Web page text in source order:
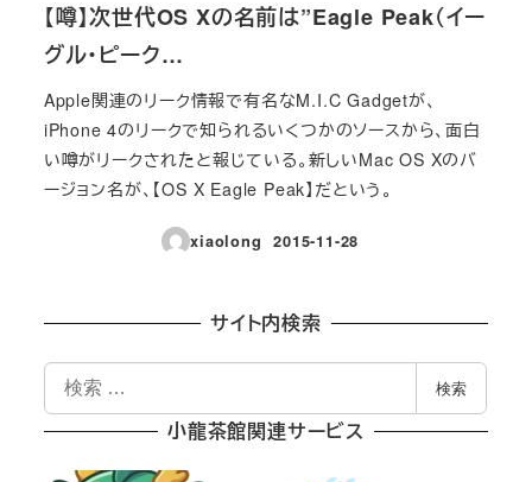
【噂】次世代OS Xの名前は”Eagle Peak（イー
グル・ピーク…
Apple関連のリーク情報で有名なM.I.C Gadgetが、
iPhone 4のリークで知られるいくつかのソースから、面白
い噂がリークされたと報じている。新しいMac OS Xのバ
ージョン名が、【OS X Eagle Peak】だという。
xiaolong
投稿日
2015-11-28
サイト内検索
索
検索
小龍茶館関連サービス